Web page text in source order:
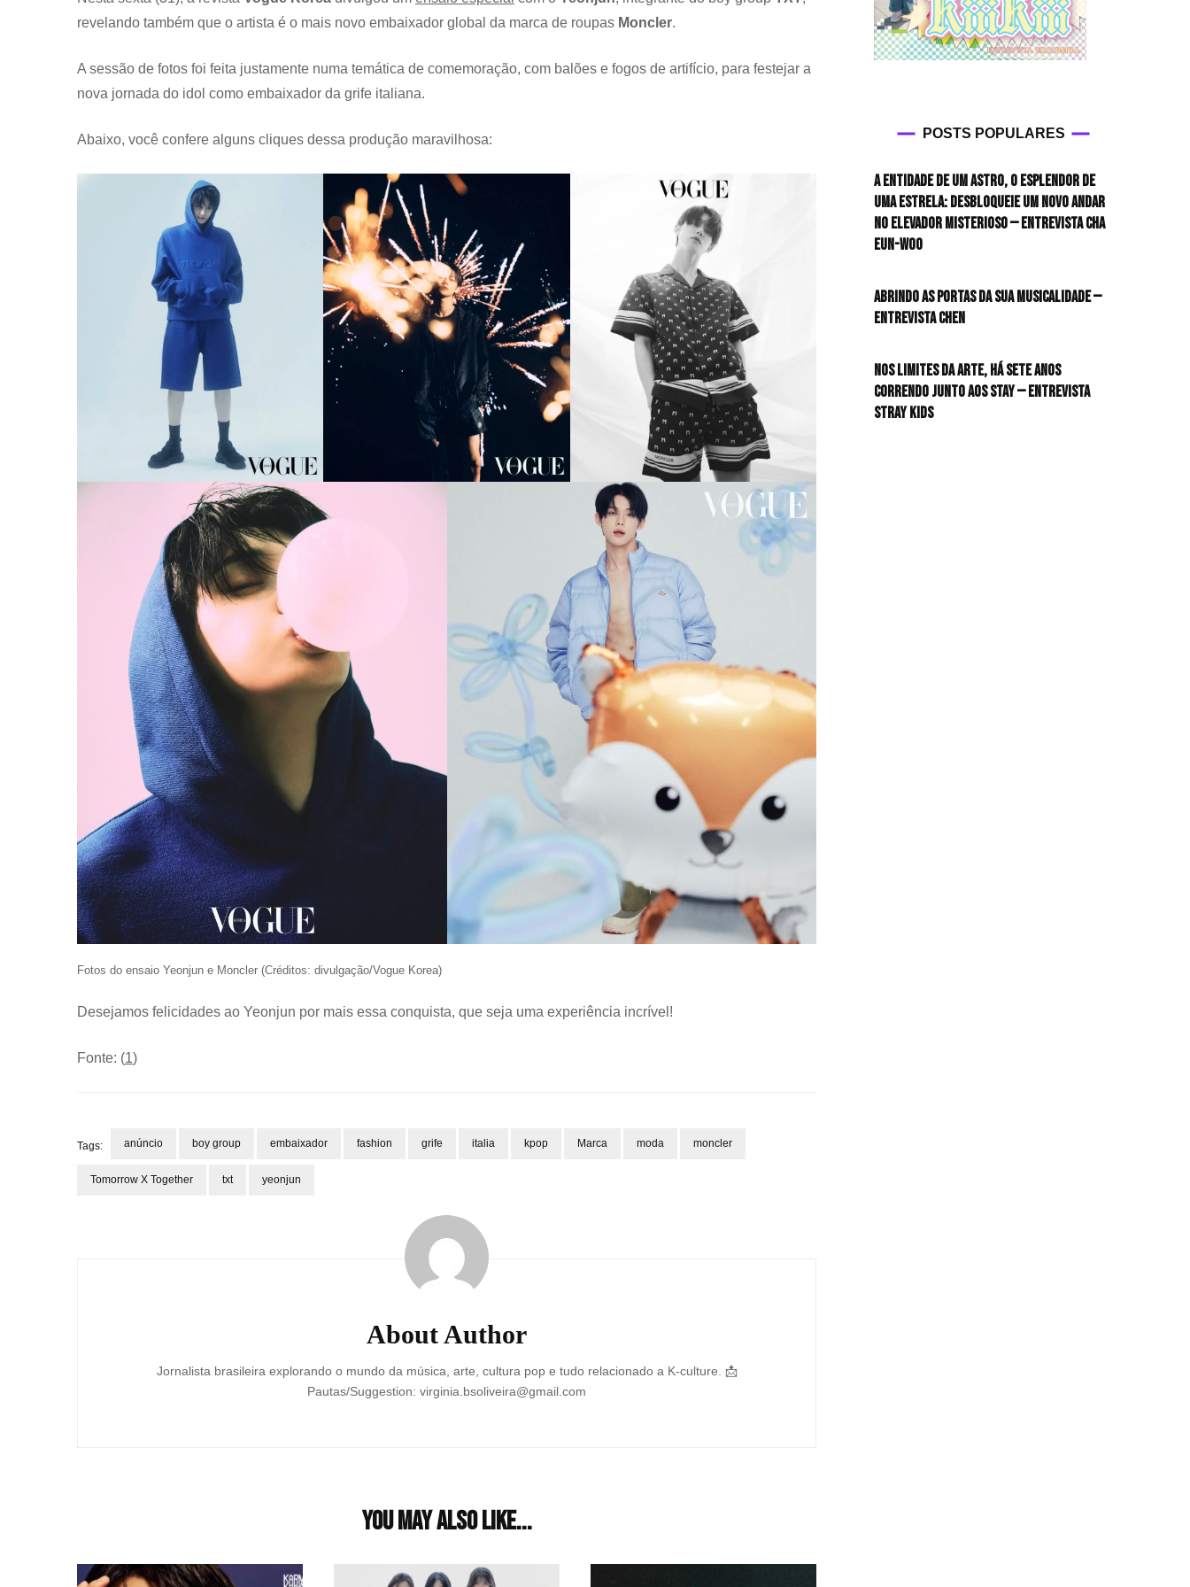
revelando também que o artista é o mais novo embaixador global da marca de roupas Moncler.
A sessão de fotos foi feita justamente numa temática de comemoração, com balões e fogos de artifício, para festejar a
nova jornada do idol como embaixador da grife italiana.
Abaixo, você confere alguns cliques dessa produção maravilhosa:
Fotos do ensaio Yeonjun e Moncler (Créditos: divulgação/Vogue Korea)
Desejamos felicidades ao Yeonjun por mais essa conquista, que seja uma experiência incrível!
Fonte: (1)
Tags: anúncio boy group embaixador fashion grife italia kpop Marca moda moncler
Tomorrow X Together txt yeonjun
About Author
Jornalista brasileira explorando o mundo da música, arte, cultura pop e tudo relacionado a K-culture. 📩
Pautas/Suggestion: virginia.bsoliveira@gmail.com
You may also like...
POSTS POPULARES
A entidade de um astro, o esplendor de
uma estrela: desbloqueie um novo andar
no elevador misterioso — Entrevista CHA
EUN-WOO
Abrindo as portas da sua musicalidade —
Entrevista CHEN
Nos limites da arte, há sete anos
correndo junto aos STAY — Entrevista
Stray Kids